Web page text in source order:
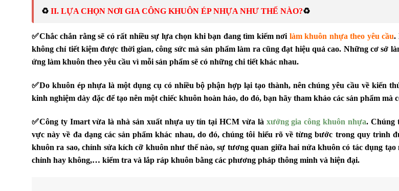
♻️ II. LỰA CHỌN NƠI GIA CÔNG KHUÔN ÉP NHỰA NHƯ THẾ NÀO?♻️
✅Chắc chắn rằng sẽ có rất nhiều sự lựa chọn khi bạn đang tìm kiếm nơi làm khuôn nhựa theo yêu cầu.
không chỉ tiết kiệm được thời gian, công sức mà sản phẩm làm ra cũng đạt hiệu quả cao. Những cơ sở
ứng làm khuôn theo yêu cầu vì mỗi sản phẩm sẽ có những chi tiết khác nhau.
✅Do khuôn ép nhựa là một dụng cụ có nhiều bộ phận hợp lại tạo thành, nên chúng yêu cầu về kiến
kinh nghiệm dày đặc để tạo nên một chiếc khuôn hoàn hảo, do đó, bạn hãy tham khảo các sản phẩm mà
✅Công ty Imart vừa là nhà sản xuất nhựa uy tín tại HCM vừa là xưởng gia công khuôn nhựa. Chúng
vực này về đa dạng các sản phẩm khác nhau, do đó, chúng tôi hiểu rõ về từng bước trong quy trình
khuôn ra sao, chỉnh sửa kích cỡ khuôn như thế nào, sự tương quan giữa hai nửa khuôn có tác dụng tạo
chỉnh hay không,… kiểm tra và lắp ráp khuôn bằng các phương pháp thông minh và hiện đại.